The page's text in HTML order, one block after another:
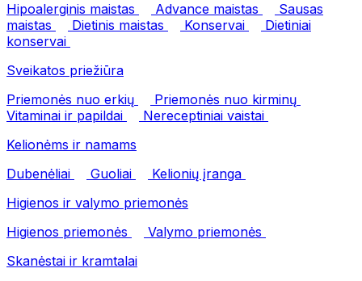
Hipoalerginis maistas
Advance maistas
Sausas
maistas
Dietinis maistas Konservai
Dietiniai
konservai
Sveikatos priežiūra
Priemonės nuo erkių
Priemonės nuo kirminų
Vitaminai ir papildai
Nereceptiniai vaistai
Kelionėms ir namams
Dubenėliai
Guoliai
Kelionių įranga
Higienos ir valymo priemonės
Higienos priemonės
Valymo priemonės
Skanėstai ir kramtalai